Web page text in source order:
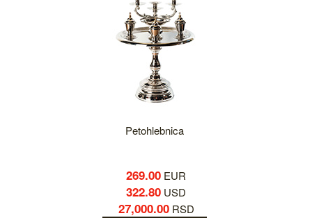
Petohlebnica
269.00 EUR
322.80 USD
27,000.00RSD